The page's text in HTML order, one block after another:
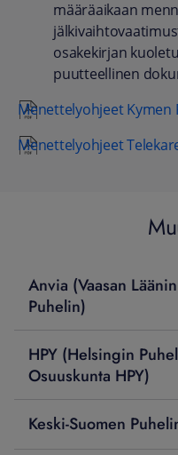
määräaikaan
osakekirjan
puutteellinen
Menettelyohjeet Kymen
Menettelyohjeet
Anvia (Vaasan
Puhelin)
HPY (Helsingin
Osuuskunta HPY)
Keski-Suomen